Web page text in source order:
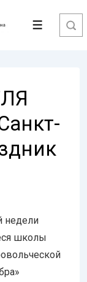
Меню
недели
школы